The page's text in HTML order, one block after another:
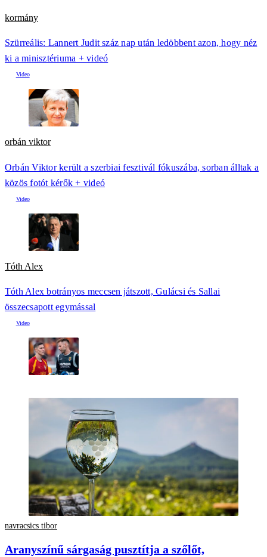
kormány
Szürreális: Lannert Judit száz nap után ledöbbent azon, hogy néz
ki a minisztériuma + videó
orbán viktor
Orbán Viktor került a szerbiai fesztivál fókuszába, sorban álltak a
közös fotót kérők + videó
Tóth Alex
Tóth Alex botrányos meccsen játszott, Gulácsi és Sallai
összecsapott egymással
navracsics tibor
Aranyszínű sárgaság pusztítja a szőlőt,